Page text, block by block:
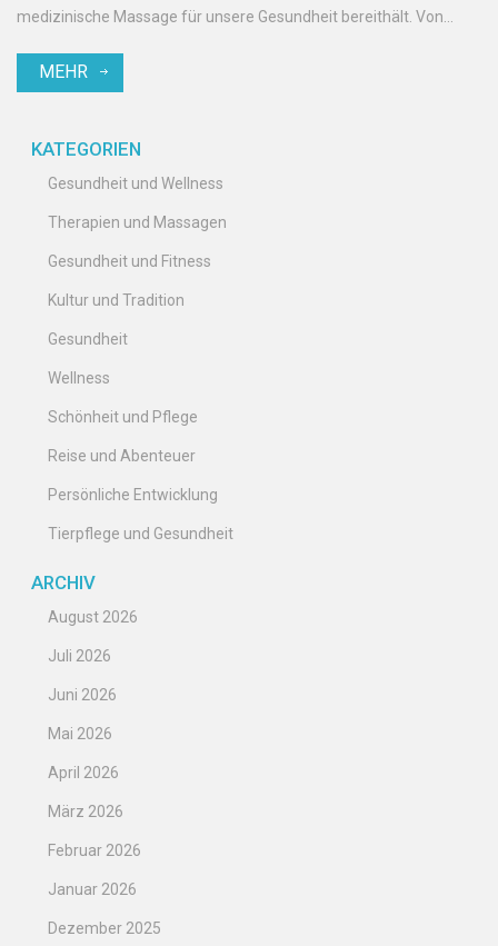
medizinische Massage für unsere Gesundheit bereithält. Von
Blutzirkulation – es ist wirklich erstaunlich, welchen Einfluss solch
Kraft der Heilung durch Berührung zu erfahren!
MEHR
KATEGORIEN
Gesundheit und Wellness
Therapien und Massagen
Gesundheit und Fitness
Kultur und Tradition
Gesundheit
Wellness
Schönheit und Pflege
Reise und Abenteuer
Persönliche Entwicklung
Tierpflege und Gesundheit
ARCHIV
August 2026
Juli 2026
Juni 2026
Mai 2026
April 2026
März 2026
Februar 2026
Januar 2026
Dezember 2025